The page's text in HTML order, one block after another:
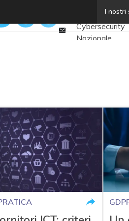
I nostri
Email
Ultimi articoli
Cybersecurity
Nazionale
Soluzioni
Cultura cyber
News, attualità
analisi Cyber
sicurezza e
Corsi
Chi siamo